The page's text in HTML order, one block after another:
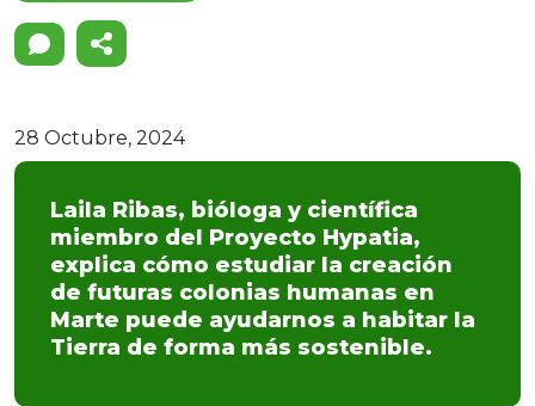
28 Octubre, 2024
Laila Ribas, bióloga y científica
miembro del Proyecto Hypatia,
explica cómo estudiar la creación
de futuras colonias humanas en
Marte puede ayudarnos a habitar la
Tierra de forma más sostenible.